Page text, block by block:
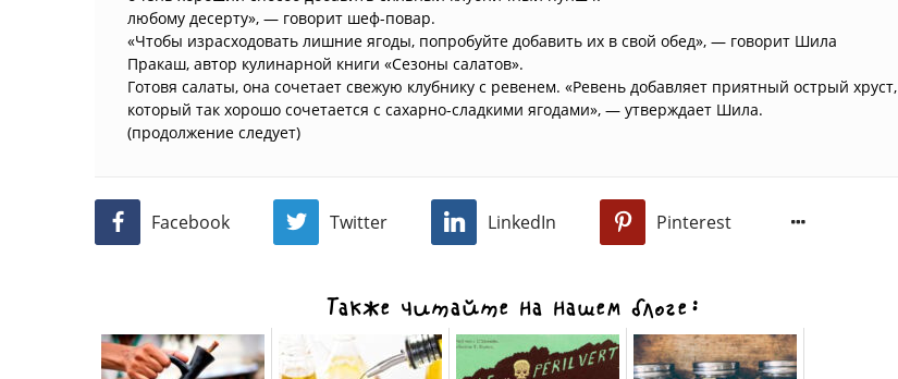
любому десерту», — говорит шеф-повар.
«Чтобы израсходовать лишние ягоды, попробуйте добавить их в свой обед», — говорит Шила
Пракаш, автор кулинарной книги «Сезоны салатов».
Готовя салаты, она сочетает свежую клубнику с ревенем. «Ревень добавляет приятный острый хруст,
который так хорошо сочетается с сахарно-сладкими ягодами», — утверждает Шила.
(продолжение следует)
Facebook Twitter LinkedIn Pinterest
Также читайте на нашем блоге: